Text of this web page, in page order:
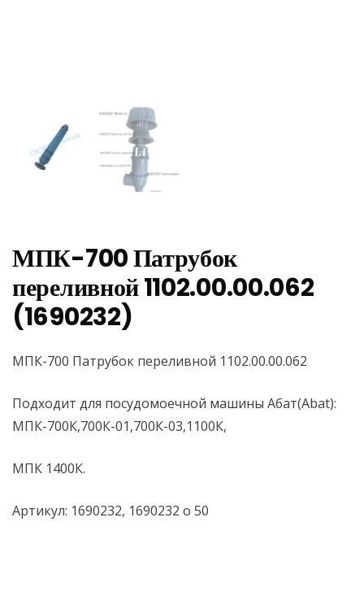
МПК-700 Патрубок
переливной 1102.00.00.062
(1690232)
МПК-700 Патрубок переливной 1102.00.00.062
Подходит для посудомоечной машины Абат(Abat):
МПК-700К,700К-01,700К-03,1100К,
МПК 1400К.
Артикул: 1690232, 1690232 о 50